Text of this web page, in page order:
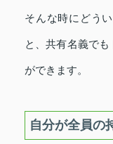
そんな時にどう
と、共有名義で
ができます。
自分が全員の